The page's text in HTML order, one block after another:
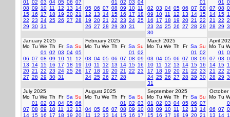
01
02 03 04 05 06 07
08 09 10 11 12 13
14
15 16 17 18 19 20 21
22 23 24 25 26 27 28
29 30 31
01
02 03 04
05 06 07 08 09 10 11
12
13 14 15 16 17
18
19 20 21 22 23 24 25
26 27 28 29 30 31
01
02 03 04 05 06 07 08
09
10 11 12 13 14 15
16
17 18 19 20 21
22
23 24 25 26 27 28 29
30
01
07 08
14 15
21
22
28 29
January 2025
Mo Tu We Th Fr Sa Su
01
02 03 04 05
06 07 08 09 10 11
12
13
14 15 16 17 18
19
20 21 22 23 24 25 26
27 28 29 30 31
February 2025
Mo Tu We Th Fr Sa Su
01
02
03 04 05 06 07 08 09
10 11 12 13 14 15 16
17
18 19 20 21 22 23
24 25 26 27 28
March 2025
Mo Tu We Th Fr Sa Su
01
02
03 04 05 06 07 08 09
10 11 12 13 14 15 16
17
18 19 20 21 22 23
24 25 26 27 28 29 30
31
April
Mo Tu
01
07 08
14 15
21
22
28 29
July 2025
Mo Tu We Th Fr Sa Su
01
02 03 04 05 06
07 08 09 10 11 12
13
14 15 16 17 18 19 20
August 2025
Mo Tu We Th Fr Sa Su
01
02 03
04 05 06 07 08 09
10
11
12 13 14 15 16 17
September 2025
Mo Tu We Th Fr Sa Su
01
02 03 04 05 06 07
08 09 10 11 12 13
14
15 16 17 18 19 20 21
October
Mo Tu
06 07
13
14